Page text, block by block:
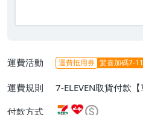
運費活動 運費抵用券 驚喜加碼7-
運費規則
7-ELEVEN取貨付款
件或消費滿$900免運
付款方式